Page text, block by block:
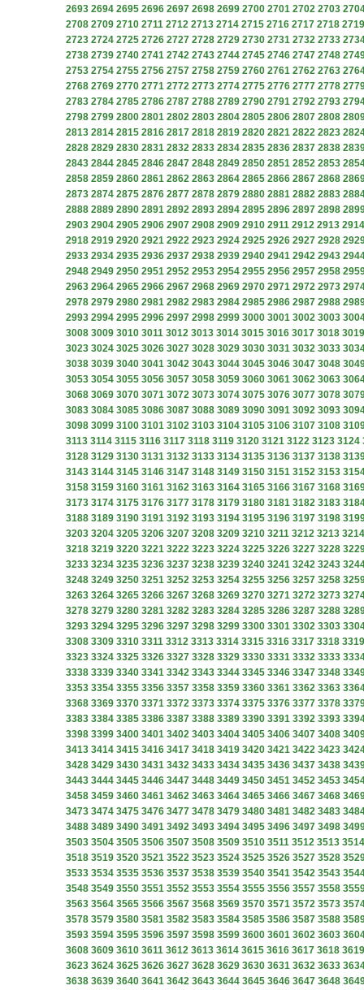
2693 2694 2695 2696 2697 2698 2699 2700 2701 2702 2703
2708 2709 2710 2711 2712 2713 2714 2715 2716 2717 2718 2719
2723 2724 2725 2726 2727 2728 2729 2730 2731 2732 2733
2738 2739 2740 2741 2742 2743 2744 2745 2746 2747 2748
2753 2754 2755 2756 2757 2758 2759 2760 2761 2762 2763
2768 2769 2770 2771 2772 2773 2774 2775 2776 2777 2778
2783 2784 2785 2786 2787 2788 2789 2790 2791 2792 2793
2798 2799 2800 2801 2802 2803 2804 2805 2806 2807 2808
2813 2814 2815 2816 2817 2818 2819 2820 2821 2822 2823
2828 2829 2830 2831 2832 2833 2834 2835 2836 2837 2838
2843 2844 2845 2846 2847 2848 2849 2850 2851 2852 2853
2858 2859 2860 2861 2862 2863 2864 2865 2866 2867 2868
2873 2874 2875 2876 2877 2878 2879 2880 2881 2882 2883
2888 2889 2890 2891 2892 2893 2894 2895 2896 2897 2898
2903 2904 2905 2906 2907 2908 2909 2910 2911 2912 2913 2914
2918 2919 2920 2921 2922 2923 2924 2925 2926 2927 2928
2933 2934 2935 2936 2937 2938 2939 2940 2941 2942 2943
2948 2949 2950 2951 2952 2953 2954 2955 2956 2957 2958
2963 2964 2965 2966 2967 2968 2969 2970 2971 2972 2973
2978 2979 2980 2981 2982 2983 2984 2985 2986 2987 2988
2993 2994 2995 2996 2997 2998 2999 3000 3001 3002 3003
3008 3009 3010 3011 3012 3013 3014 3015 3016 3017 3018 3019
3023 3024 3025 3026 3027 3028 3029 3030 3031 3032 3033
3038 3039 3040 3041 3042 3043 3044 3045 3046 3047 3048
3053 3054 3055 3056 3057 3058 3059 3060 3061 3062 3063
3068 3069 3070 3071 3072 3073 3074 3075 3076 3077 3078
3083 3084 3085 3086 3087 3088 3089 3090 3091 3092 3093
3098 3099 3100 3101 3102 3103 3104 3105 3106 3107 3108
3113 3114 3115 3116 3117 3118 3119 3120 3121 3122 3123 3124
3128 3129 3130 3131 3132 3133 3134 3135 3136 3137 3138
3143 3144 3145 3146 3147 3148 3149 3150 3151 3152 3153
3158 3159 3160 3161 3162 3163 3164 3165 3166 3167 3168
3173 3174 3175 3176 3177 3178 3179 3180 3181 3182 3183
3188 3189 3190 3191 3192 3193 3194 3195 3196 3197 3198
3203 3204 3205 3206 3207 3208 3209 3210 3211 3212 3213 3214
3218 3219 3220 3221 3222 3223 3224 3225 3226 3227 3228
3233 3234 3235 3236 3237 3238 3239 3240 3241 3242 3243
3248 3249 3250 3251 3252 3253 3254 3255 3256 3257 3258
3263 3264 3265 3266 3267 3268 3269 3270 3271 3272 3273
3278 3279 3280 3281 3282 3283 3284 3285 3286 3287 3288
3293 3294 3295 3296 3297 3298 3299 3300 3301 3302 3303
3308 3309 3310 3311 3312 3313 3314 3315 3316 3317 3318 3319
3323 3324 3325 3326 3327 3328 3329 3330 3331 3332 3333
3338 3339 3340 3341 3342 3343 3344 3345 3346 3347 3348
3353 3354 3355 3356 3357 3358 3359 3360 3361 3362 3363
3368 3369 3370 3371 3372 3373 3374 3375 3376 3377 3378
3383 3384 3385 3386 3387 3388 3389 3390 3391 3392 3393
3398 3399 3400 3401 3402 3403 3404 3405 3406 3407 3408
3413 3414 3415 3416 3417 3418 3419 3420 3421 3422 3423
3428 3429 3430 3431 3432 3433 3434 3435 3436 3437 3438
3443 3444 3445 3446 3447 3448 3449 3450 3451 3452 3453
3458 3459 3460 3461 3462 3463 3464 3465 3466 3467 3468
3473 3474 3475 3476 3477 3478 3479 3480 3481 3482 3483
3488 3489 3490 3491 3492 3493 3494 3495 3496 3497 3498
3503 3504 3505 3506 3507 3508 3509 3510 3511 3512 3513 3514
3518 3519 3520 3521 3522 3523 3524 3525 3526 3527 3528
3533 3534 3535 3536 3537 3538 3539 3540 3541 3542 3543
3548 3549 3550 3551 3552 3553 3554 3555 3556 3557 3558
3563 3564 3565 3566 3567 3568 3569 3570 3571 3572 3573
3578 3579 3580 3581 3582 3583 3584 3585 3586 3587 3588
3593 3594 3595 3596 3597 3598 3599 3600 3601 3602 3603
3608 3609 3610 3611 3612 3613 3614 3615 3616 3617 3618 3619
3623 3624 3625 3626 3627 3628 3629 3630 3631 3632 3633
3638 3639 3640 3641 3642 3643 3644 3645 3646 3647 3648